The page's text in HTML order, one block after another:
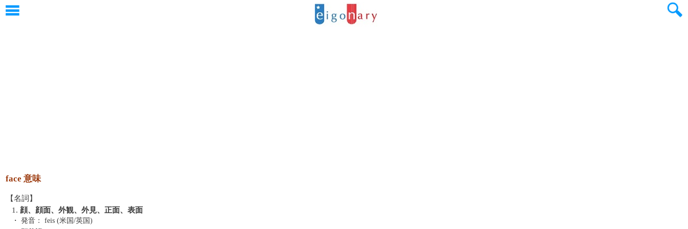
face 意味
【名詞】
1. 顔、顔面、外観、外見、正面、表面
・ 発音：
feis (米国/英国)